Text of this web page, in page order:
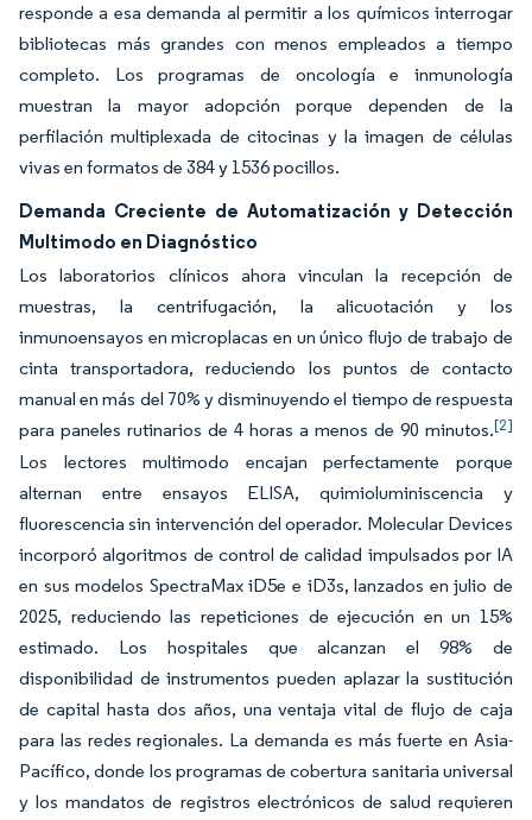
responde a esa demanda al permitir a los químicos interrogar
bibliotecas más grandes con menos empleados a tiempo
completo. Los programas de oncología e inmunología
muestran la mayor adopción porque dependen de la
perfilación multiplexada de citocinas y la imagen de células
vivas en formatos de 384 y 1536 pocillos.
Demanda Creciente de Automatización y Detección
Multimodo en Diagnóstico
Los laboratorios clínicos ahora vinculan la recepción de
muestras, la centrifugación, la alicuotación y los
inmunoensayos en microplacas en un único flujo de trabajo de
cinta transportadora, reduciendo los puntos de contacto
manual en más del 70% y disminuyendo el tiempo de respuesta
para paneles rutinarios de 4 horas a menos de 90 minutos.[2]
Los lectores multimodo encajan perfectamente porque
alternan entre ensayos ELISA, quimioluminiscencia y
fluorescencia sin intervención del operador. Molecular Devices
incorporó algoritmos de control de calidad impulsados por IA
en sus modelos SpectraMax iD5e e iD3s, lanzados en julio de
2025, reduciendo las repeticiones de ejecución en un 15%
estimado. Los hospitales que alcanzan el 98% de
disponibilidad de instrumentos pueden aplazar la sustitución
de capital hasta dos años, una ventaja vital de flujo de caja
para las redes regionales. La demanda es más fuerte en Asia-
Pacífico, donde los programas de cobertura sanitaria universal
y los mandatos de registros electrónicos de salud requieren